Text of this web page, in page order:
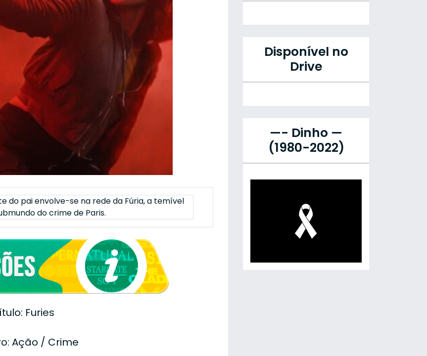
do pai envolve-se na rede da Fúria, a temível
do crime de Paris.
Furies
Ação / Crime
Disponível no
Drive
—- Dinho —
(1980-2022)